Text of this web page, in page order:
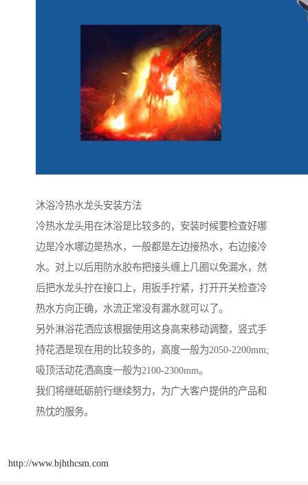
沐浴冷热水龙头安装方法
冷热水龙头用在沐浴是比较多的，安装时候要检查好哪
边是冷水哪边是热水，一般都是左边接热水，右边接冷
水。对上以后用防水胶布把接头缠上几圈以免漏水，然
后把水龙头拧在接口上，用扳手拧紧，打开开关检查冷
热水方向正确，水流正常没有漏水就可以了。
另外淋浴花洒应该根据使用这身高来移动调整，竖式手
持花洒是现在用的比较多的，高度一般为2050-2200mm;
吸顶活动花洒高度一般为2100-2300mm。
我们将继砥砺前行继续努力，为广大客户提供的产品和
热忱的服务。
http://www.bjhthcsm.com